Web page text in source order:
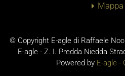
© Copyright E-agle di Raffaele
E-agle - Z. I. Predda Niedda
Powered by E-agle -